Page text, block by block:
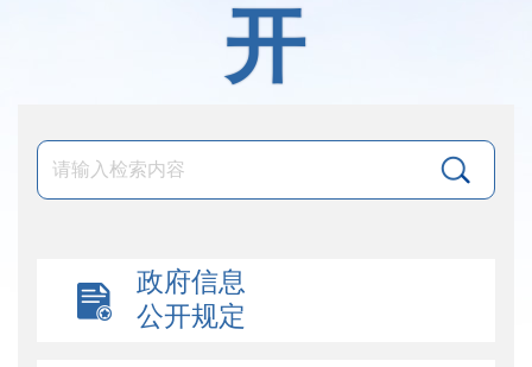
开
政府信息
公开规定